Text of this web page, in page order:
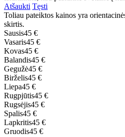
Atšaukti Tęsti
Toliau pateiktos kainos yra
skirtis.
Sausis45 €
Vasaris45 €
Kovas45 €
Balandis45 €
Gegužė45 €
Birželis45 €
Liepa45 €
Rugpjūtis45 €
Rugsėjis45 €
Spalis45 €
Lapkritis45 €
Gruodis45 €